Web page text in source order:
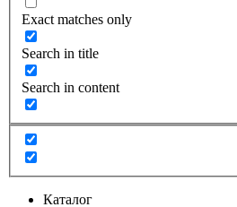
Exact matches only
Search in title
Search in content
Каталог